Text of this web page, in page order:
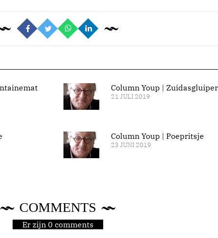
Column Youp |
21 JULI 2019
Column Youp | Poepritsje
23 JUNI 2019
COMMENTS
Er zijn 0 comments